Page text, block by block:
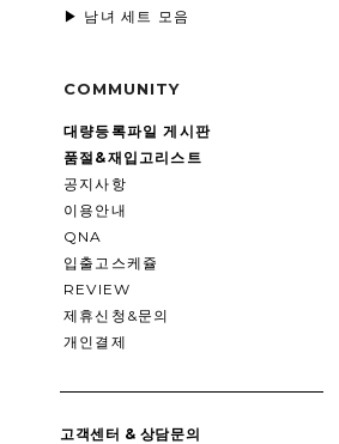
▶ 남녀 세트 모음
COMMUNITY
대량등록파일 게시판
품절&재입고리스트
공지사항
이용안내
QNA
입출고스케쥴
REVIEW
제휴신청&문의
개인결제
고객센터 & 상담문의